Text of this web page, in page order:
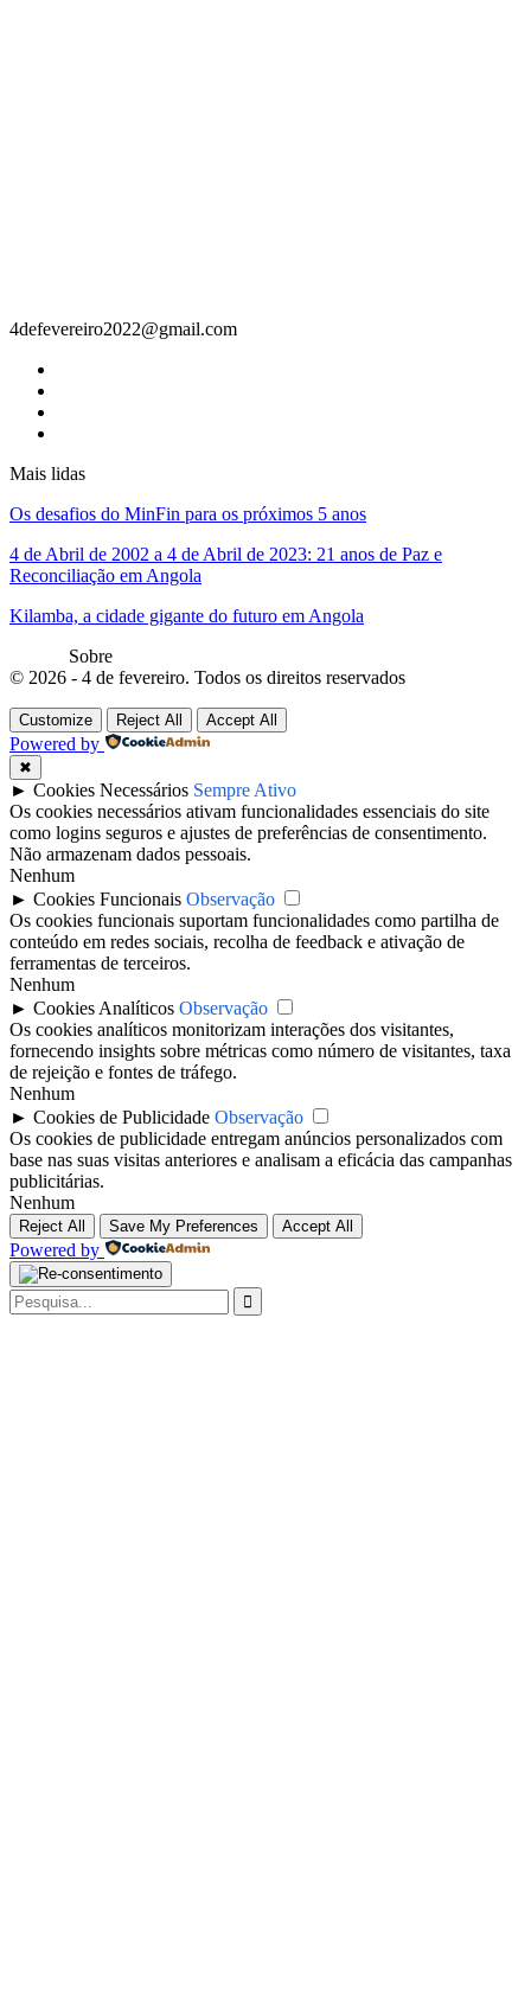
4defevereiro2022@gmail.com
Mais lidas
Os desafios do MinFin para os próximos 5 anos
4 de Abril de 2002 a 4 de Abril de 2023: 21 anos de Paz e
Reconciliação em Angola
Kilamba, a cidade gigante do futuro em Angola
Sobre
© 2026 - 4 de fevereiro. Todos os direitos reservados
Customize Reject All Accept All
Powered by
✖
► Cookies Necessários Sempre Ativo
Os cookies necessários ativam funcionalidades essenciais do site
como logins seguros e ajustes de preferências de consentimento.
Não armazenam dados pessoais.
Nenhum
► Cookies Funcionais Observação
Os cookies funcionais suportam funcionalidades como partilha de
conteúdo em redes sociais, recolha de feedback e ativação de
ferramentas de terceiros.
Nenhum
► Cookies Analíticos Observação
Os cookies analíticos monitorizam interações dos visitantes,
fornecendo insights sobre métricas como número de visitantes, taxa
de rejeição e fontes de tráfego.
Nenhum
► Cookies de Publicidade Observação
Os cookies de publicidade entregam anúncios personalizados com
base nas suas visitas anteriores e analisam a eficácia das campanhas
publicitárias.
Nenhum
Reject All Save My Preferences Accept All
Powered by